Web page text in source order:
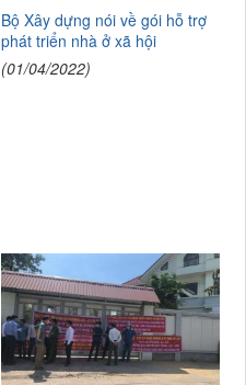
Bộ Xây dựng nói về gói hỗ trợ
phát triển nhà ở xã hội
(01/04/2022)